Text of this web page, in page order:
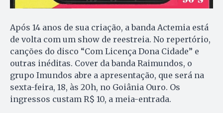
Após 14 anos de sua criação, a banda Actemia está
de volta com um show de reestreia. No repertório,
canções do disco “Com Licença Dona Cidade” e
outras inéditas. Cover da banda Raimundos, o
grupo Imundos abre a apresentação, que será na
sexta-feira, 18, às 20h, no Goiânia Ouro. Os
ingressos custam R$ 10, a meia-entrada.